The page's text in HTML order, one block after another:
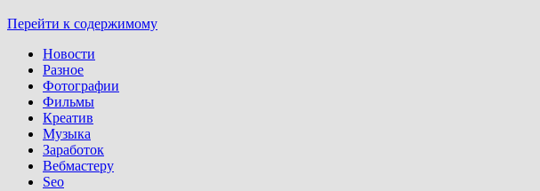
Перейти к содержимому
Новости
Разное
Фотографии
Фильмы
Креатив
Музыка
Заработок
Вебмастеру
Seo